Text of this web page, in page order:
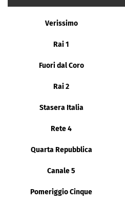
Verissimo
Rai 1
Fuori dal Coro
Rai 2
Stasera Italia
Rete 4
Quarta Repubblica
Canale 5
Pomeriggio Cinque